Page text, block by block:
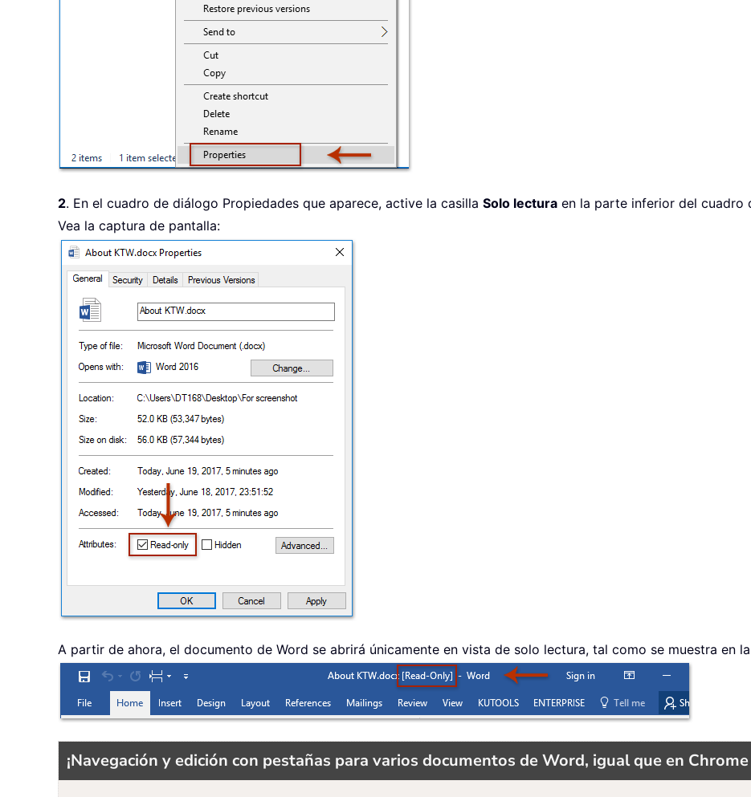
2. En el cuadro de diálogo Propiedades que aparece, active la casilla Solo lectura en la parte inferior del cuadro
Vea la captura de pantalla:
A partir de ahora, el documento de Word se abrirá únicamente en vista de solo lectura, tal como se muestra en
¡Navegación y edición con pestañas para varios documentos de Word, igual que en Chrome